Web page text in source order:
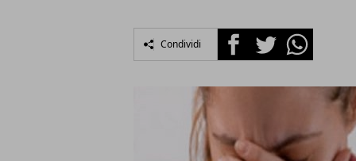
Condividi FacebookTwitterWhatsapp